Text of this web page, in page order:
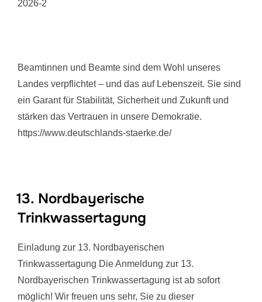
2026-2
Beamtinnen und Beamte sind dem Wohl unseres
Landes verpflichtet – und das auf Lebenszeit. Sie sind
ein Garant für Stabilität, Sicherheit und Zukunft und
stärken das Vertrauen in unsere Demokratie.
https://www.deutschlands-staerke.de/
13. Nordbayerische
Trinkwassertagung
Einladung zur 13. Nordbayerischen
Trinkwassertagung Die Anmeldung zur 13.
Nordbayerischen Trinkwassertagung ist ab sofort
möglich! Wir freuen uns sehr, Sie zu dieser